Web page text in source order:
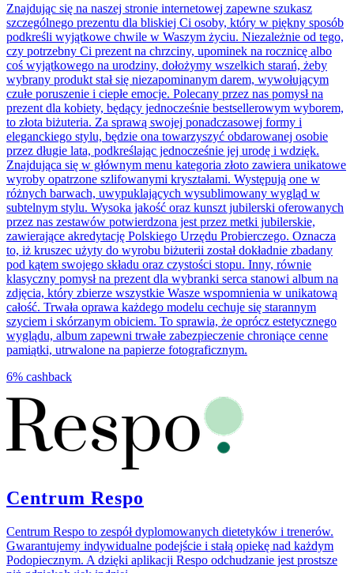
Znajdując się na naszej stronie internetowej zapewne szukasz
szczególnego prezentu dla bliskiej Ci osoby, który w piękny sposób
podkreśli wyjątkowe chwile w Waszym życiu. Niezależnie od tego,
czy potrzebny Ci prezent na chrzciny, upominek na rocznicę albo
coś wyjątkowego na urodziny, dołożymy wszelkich starań, żeby
wybrany produkt stał się niezapominanym darem, wywołującym
czułe poruszenie i ciepłe emocje. Polecany przez nas pomysł na
prezent dla kobiety, będący jednocześnie bestsellerowym wyborem,
to złota biżuteria. Za sprawą swojej ponadczasowej formy i
eleganckiego stylu, będzie ona towarzyszyć obdarowanej osobie
przez długie lata, podkreślając jednocześnie jej urodę i wdzięk.
Znajdująca się w głównym menu kategoria złoto zawiera unikatowe
wyroby opatrzone szlifowanymi kryształami. Występują one w
różnych barwach, uwypuklających wysublimowany wygląd w
subtelnym stylu. Wysoka jakość oraz kunszt jubilerski oferowanych
przez nas zestawów potwierdzona jest przez metki jubilerskie,
zawierające akredytację Polskiego Urzędu Probierczego. Oznacza
to, iż kruszec użyty do wyrobu biżuterii został dokładnie zbadany
pod kątem swojego składu oraz czystości stopu. Inny, równie
klasyczny pomysł na prezent dla wybranki serca stanowi album na
zdjęcia, który zbierze wszystkie Wasze wspomnienia w unikatową
całość. Trwała oprawa każdego modelu cechuje się starannym
szyciem i skórzanym obiciem. To sprawia, że oprócz estetycznego
wyglądu, album zapewni trwałe zabezpieczenie chroniące cenne
pamiątki, utrwalone na papierze fotograficznym.
6% cashback
Centrum Respo
Centrum Respo to zespół dyplomowanych dietetyków i trenerów.
Gwarantujemy indywidualne podejście i stałą opiekę nad każdym
Podopiecznym. A dzięki aplikacji Respo odchudzanie jest prostsze